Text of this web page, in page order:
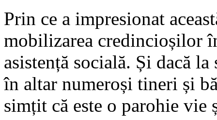
Prin ce a impresionat
mobilizarea credincioșilor
asistență socială. Și dacă
în altar numeroși tineri și
simțit că este o parohie vie